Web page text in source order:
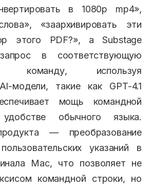
в 1080p mp4»,
«заархивировать эти
этого PDF?», а Substage
в соответствующую
команду, используя
модели, такие как GPT-4.1
мощь командной
обычного языка.
— преобразование
указаний в
Mac, что позволяет не
командной строки, но